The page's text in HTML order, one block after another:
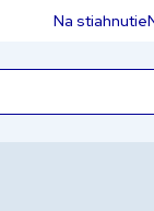
Na stiahnutie